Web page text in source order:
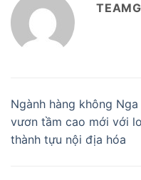
Ngành hàng không Nga
vươn tầm cao mới với
thành tựu nội địa hóa